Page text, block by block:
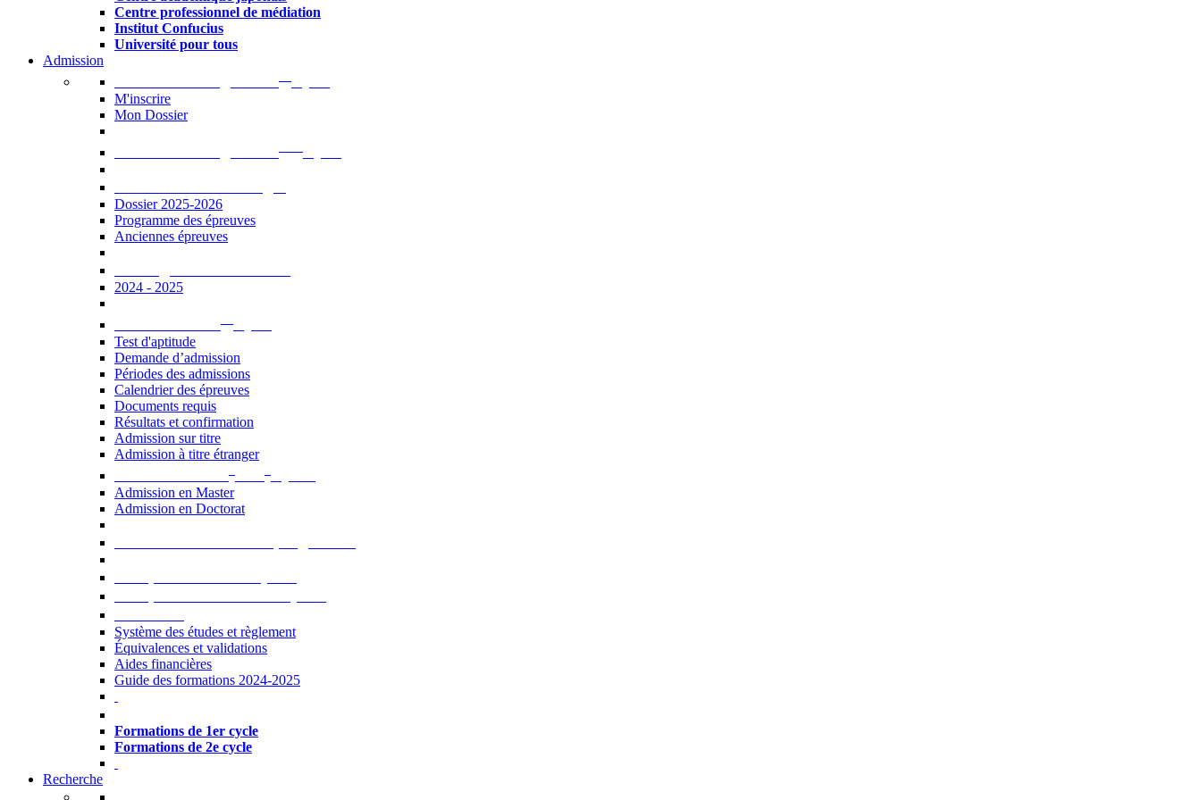
Centre professionnel de médiation
Institut Confucius
Université pour tous
Admission
M'inscrire
Mon Dossier
Dossier 2025-2026
Programme des épreuves
Anciennes épreuves
2024 - 2025
Test d'aptitude
Demande d’admission
Périodes des admissions
Calendrier des épreuves
Documents requis
Résultats et confirmation
Admission sur titre
Admission à titre étranger
Admission en Master
Admission en Doctorat
Système des études et règlement
Équivalences et validations
Aides financières
Guide des formations 2024-2025
Formations de 1er cycle
Formations de 2e cycle
Recherche